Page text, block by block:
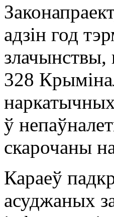
адзін год
злачынствы,
328
ў
скарочаны
Караеў
асуджаных